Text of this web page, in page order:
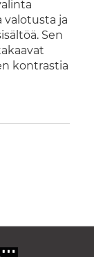
valotusta ja
Sen
kontrastia